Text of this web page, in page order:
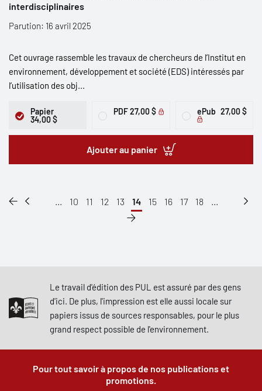
interdisciplinaires
Parution: 16 avril 2025
Cet ouvrage rassemble les travaux de chercheurs de l’Institut en
environnement, développement et société (EDS) intéressés par
l’utilisation des obj...
Papier
34,00 $
PDF 27,00 $ ePub 27,00 $
Ajouter au panier
... 10 11 12 13 14 15 16 17 18 ...
Le travail d'édition des PUL est assuré par des gens
d'ici. De plus, l'impression est elle aussi locale sur
papiers issus de sources responsables, pour le plus
grand respect possible de l'environnement.
Pour tout savoir à propos de nos publications et
promotions.